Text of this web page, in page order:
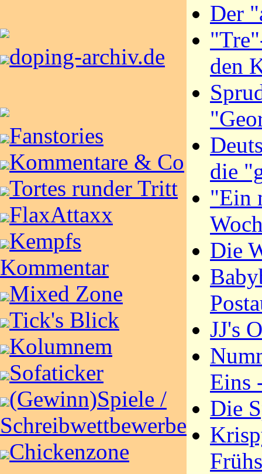
doping-archiv.de
Fanstories
Kommentare & Co
Tortes runder Tritt
FlaxAttaxx
Kempfs
Kommentar
Mixed Zone
Tick's Blick
Kolumnem
Sofaticker
(Gewinn)Spiele /
Schreibwettbewerbe
Chickenzone
Der
den
die
"Ein
Die
JJ's
Eins
Die